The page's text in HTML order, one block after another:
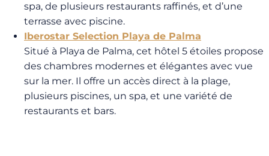
spa, de plusieurs restaurants raffinés, et d’une
terrasse avec piscine.
Iberostar Selection Playa de Palma
Situé à Playa de Palma, cet hôtel 5 étoiles propose
des chambres modernes et élégantes avec vue
sur la mer. Il offre un accès direct à la plage,
plusieurs piscines, un spa, et une variété de
restaurants et bars.